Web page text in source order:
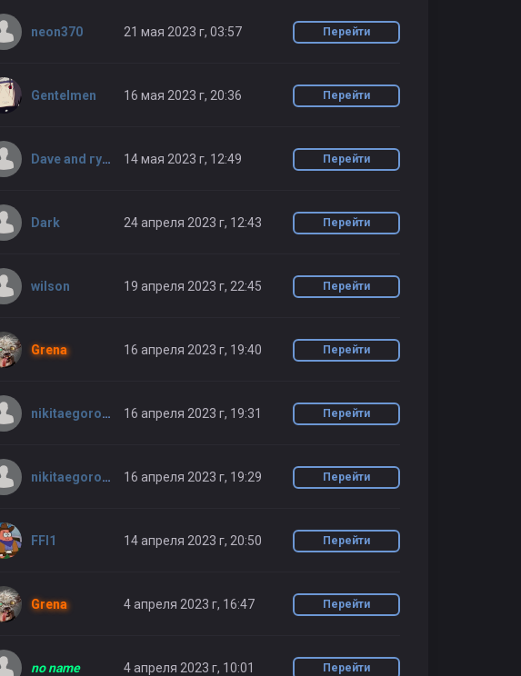
neon370 21 мая 2023 г, 03:57 Перейти
Gentelmen 16 мая 2023 г, 20:36 Перейти
Dave and гуди 14 мая 2023 г, 12:49 Перейти
Dark 24 апреля 2023 г, 12:43 Перейти
wilson 19 апреля 2023 г, 22:45 Перейти
Grena 16 апреля 2023 г, 19:40 Перейти
nikitaegorovskij7 16 апреля 2023 г, 19:31 Перейти
nikitaegorovskij7 16 апреля 2023 г, 19:29 Перейти
FFl1 14 апреля 2023 г, 20:50 Перейти
Grena 4 апреля 2023 г, 16:47 Перейти
no name 4 апреля 2023 г, 10:01 Перейти